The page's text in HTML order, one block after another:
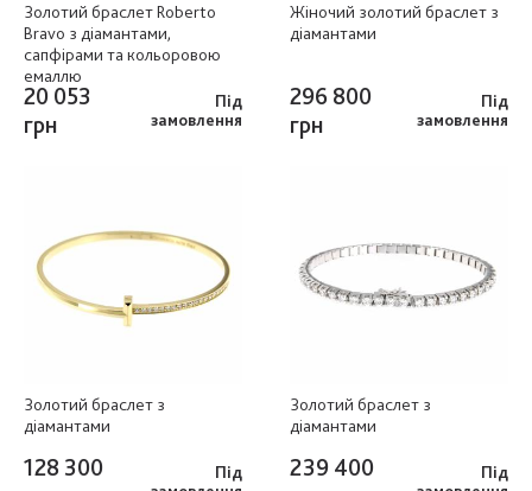
Золотий браслет Roberto
Bravo з діамантами,
сапфірами та кольоровою
емаллю
20 053
грн
Під
замовлення
Жіночий золотий браслет з
діамантами
296 800
грн
Під
замовлення
Золотий браслет з
діамантами
128 300
Під
Золотий браслет з
діамантами
239 400
Під